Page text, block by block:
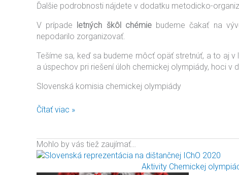
Ďalšie podrobnosti nájdete v dodatku metodicko-
V prípade letných škôl chémiebudeme čakať na
nepodarilo zorganizovať.
Tešíme sa, keď sa budeme môcť opäť stretnúť, a to aj
a úspechov pri riešení úloh chemickej olympiády, hoci v
Slovenská komisia chemickej olympiády
Čítať viac »
Mohlo by vás tiež zaujímať…
Aktivity Chemickej